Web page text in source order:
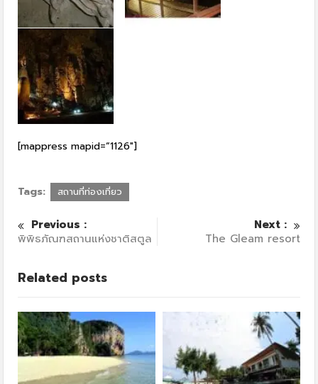
[mappress mapid=”1126″]
Tags: สถานที่ท่องเที่ยว
Previous :
พิพิธภัณฑสถานแห่งชาติสตูล
Next :
The Gleam resort
Related posts